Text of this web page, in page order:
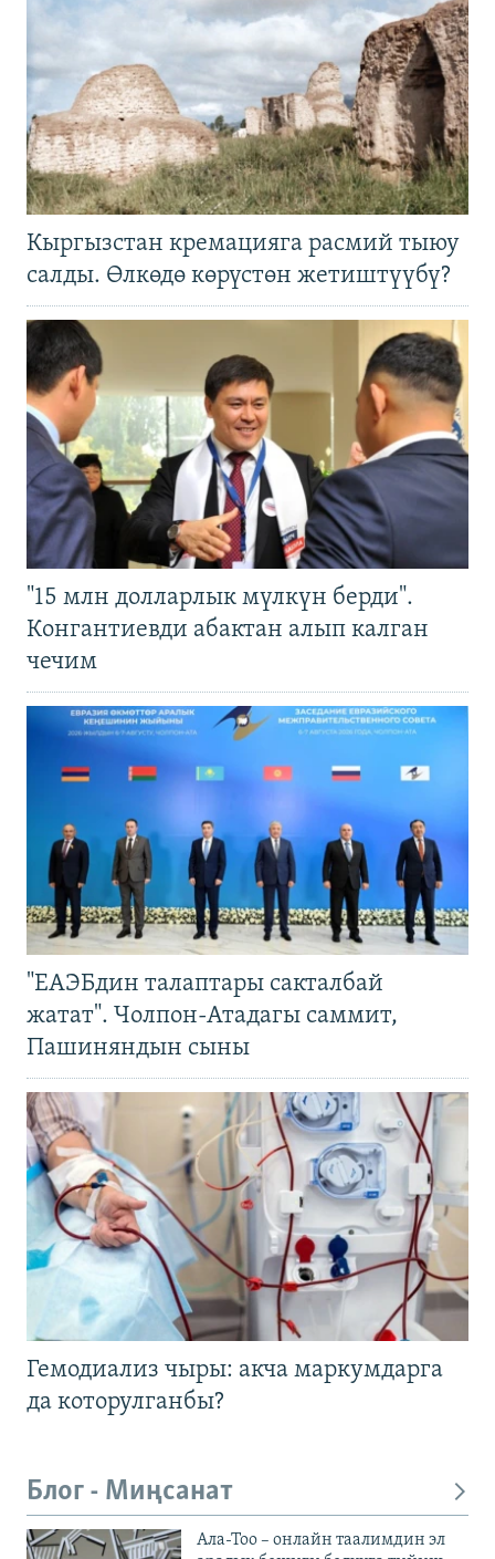
Кыргызстан кремацияга расмий тыюу
салды. Өлкөдө көрүстөн жетиштүүбү?
"15 млн долларлык мүлкүн берди".
Конгантиевди абактан алып калган
чечим
"ЕАЭБдин талаптары сакталбай
жатат". Чолпон-Атадагы саммит,
Пашиняндын сыны
Гемодиализ чыры: акча маркумдарга
да которулганбы?
Блог - Миңсанат
Ала-Тоо – онлайн таалимдин эл